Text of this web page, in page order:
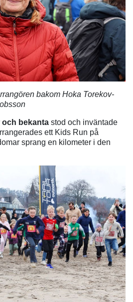
bakom Hoka Torekov-
bekanta stod och inväntade
ett Kids Run på
sprang en kilometer i den